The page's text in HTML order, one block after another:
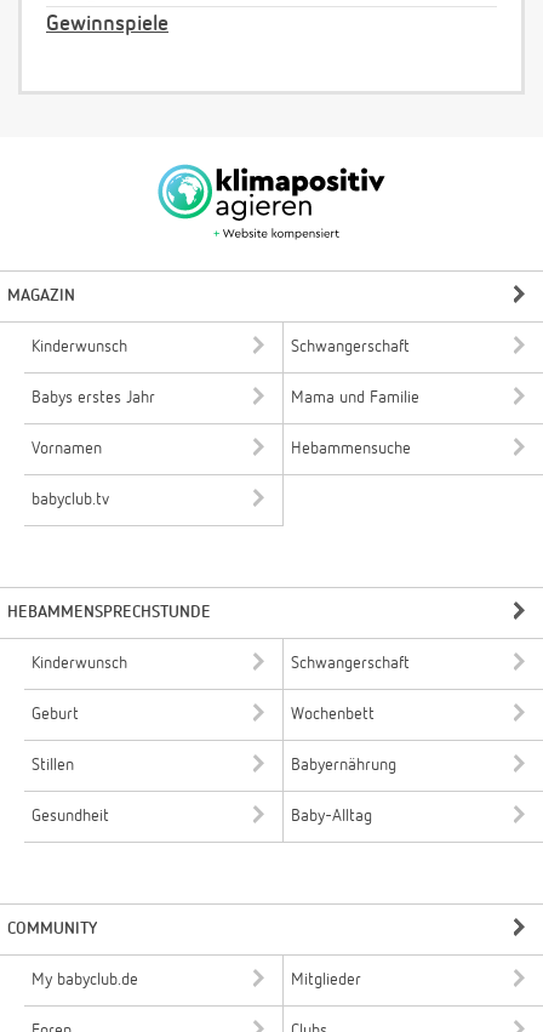
Gewinnspiele
MAGAZIN
Kinderwunsch Schwangerschaft
Babys erstes Jahr Mama und Familie
Vornamen Hebammensuche
babyclub.tv
HEBAMMENSPRECHSTUNDE
Kinderwunsch Schwangerschaft
Geburt Wochenbett
Stillen Babyernährung
Gesundheit Baby-Alltag
COMMUNITY
My babyclub.de Mitglieder